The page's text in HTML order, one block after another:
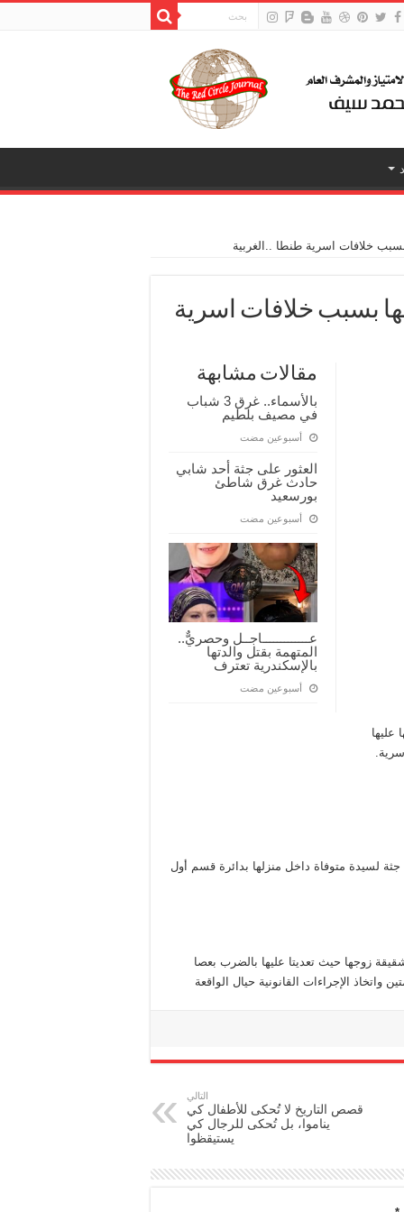
خلافات اسرية طنطا ..الغربية
بسبب خلافات اسرية
مقالات مشابهة
بالأسماء.. غرق 3 شباب
في مصيف بلطيم
‏أسبوعين مضت
العثور على جثة أحد شابي
حادث غرق شاطئ
بورسعيد
‏أسبوعين مضت
عـــــــــــــاجــل وحصريٌّ..
المتهمة بقتل والدتها
بالإسكندرية تعترف
‏أسبوعين مضت
عليها
جثة لسيدة متوفاة داخل منزلها بدائرة قسم أول
زوجها حيث تعديتا عليها بالضرب بعصا
الإجراءات القانونية حيال الواقعة
التالي
قصص التاريخ لا تُحكى للأطفال كي
يناموا، بل تُحكى للرجال كي
يستيقظوا